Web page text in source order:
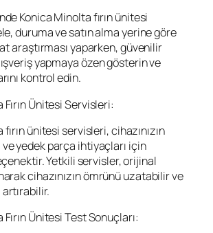
Konica Minolta fırın ünitesi
duruma ve satın alma yerine göre
araştırması yaparken, güvenilir
yapmaya özen gösterin ve
kontrol edin.
Ünitesi Servisleri:
ünitesi servisleri, cihazınızın
ve yedek parça ihtiyaçları için
Yetkili servisler, orijinal
cihazınızın ömrünü uzatabilir ve
Ünitesi Test Sonuçları: